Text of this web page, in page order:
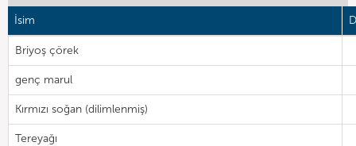
İsim
Briyoş çörek
genç marul
Kırmızı soğan (dilimlenmiş)
Tereyağı